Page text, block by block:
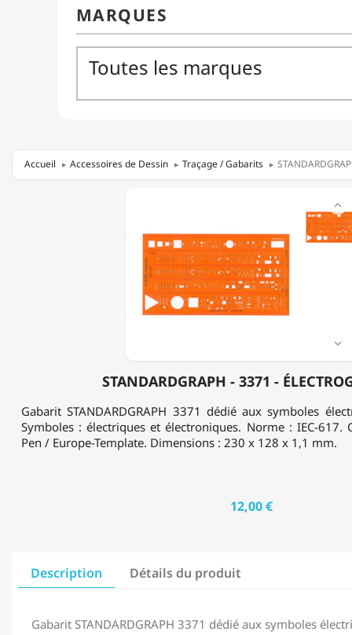
Accueil Accessoires de Dessin Traçage / Gabarits
STANDARDGRAPH - 3371 -


Gabarit STANDARDGRAPH 3371 dédié aux symboles
Symboles : électriques et électroniques. Norme : IEC-617.
Pen / Europe-Template. Dimensions : 230 x 128 x 1,1 mm.
12,00 €
Description Détails du produit
Gabarit STANDARDGRAPH 3371 dédié aux symboles